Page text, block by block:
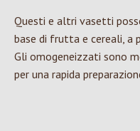
Questi e altri vasetti
base di frutta e cereali, a
Gli omogeneizzati sono
per una rapida